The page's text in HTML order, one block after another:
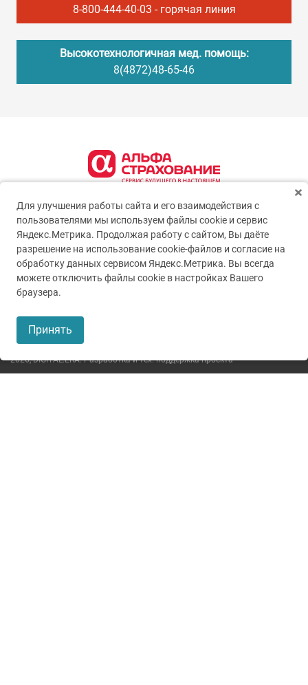
8-800-444-40-03 - горячая линия
Высокотехнологичная мед. помощь:
8(4872)48-65-46
2026,DIGITAL.ERA. Разработка и тех. поддержка проекта
Для улучшения работы сайта и его взаимодействия с
пользователями мы используем файлы cookie и сервис
Яндекс.Метрика. Продолжая работу с сайтом, Вы даёте
разрешение на использование cookie-файлов и согласие на
обработку данных сервисом Яндекс.Метрика. Вы всегда
можете отключить файлы cookie в настройках Вашего
браузера.
Принять